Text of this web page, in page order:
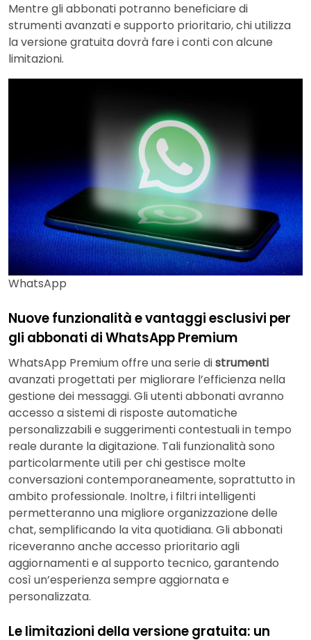
Mentre gli abbonati potranno beneficiare di
strumenti avanzati e supporto prioritario, chi utilizza
la versione gratuita dovrà fare i conti con alcune
limitazioni.
WhatsApp
Nuove funzionalità e vantaggi esclusivi per
gli abbonati di WhatsApp Premium
WhatsApp Premium offre una serie distrumenti
avanzati progettati per migliorare l’efficienza nella
gestione dei messaggi. Gli utenti abbonati avranno
accesso a sistemi di risposte automatiche
personalizzabili e suggerimenti contestuali in tempo
reale durante la digitazione. Tali funzionalità sono
particolarmente utili per chi gestisce molte
conversazioni contemporaneamente, soprattutto in
ambito professionale. Inoltre, i filtri intelligenti
permetteranno una migliore organizzazione delle
chat, semplificando la vita quotidiana. Gli abbonati
riceveranno anche accesso prioritario agli
aggiornamenti e al supporto tecnico, garantendo
così un’esperienza sempre aggiornata e
personalizzata.
Le limitazioni della versione gratuita: un